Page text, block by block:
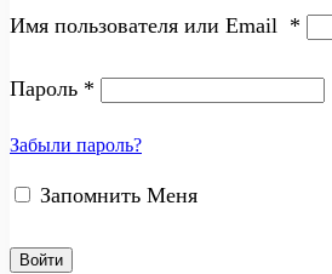
Имя пользователя или Email *
Пароль *
Забыли пароль?
Запомнить Меня
Войти